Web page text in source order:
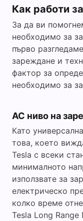
Как работи
За да ви
необходимо за
първо
зареждане и
фактор за
необходимо за
AC ниво на
Като
това, което
Tesla с всеки
минималното
използвате за
електрическо
колко време
Tesla Long